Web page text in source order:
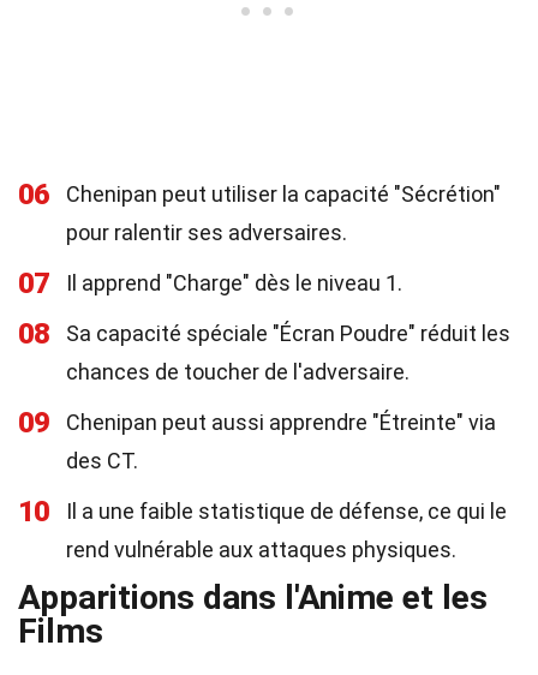
06
Chenipan peut utiliser la capacité "Sécrétion"
pour ralentir ses adversaires.
07 Il apprend "Charge" dès le niveau 1.
08
Sa capacité spéciale "Écran Poudre" réduit les
chances de toucher de l'adversaire.
09
Chenipan peut aussi apprendre "Étreinte" via
des CT.
10
Il a une faible statistique de défense, ce qui le
rend vulnérable aux attaques physiques.
Apparitions dans l'Anime et les
Films